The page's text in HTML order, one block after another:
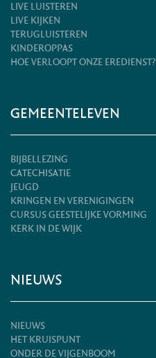
LIVE LUISTEREN
LIVE KIJKEN
TERUGLUISTEREN
KINDEROPPAS
HOE VERLOOPT ONZE EREDIENST?
GEMEENTELEVEN
BIJBELLEZING
CATECHISATIE
JEUGD
KRINGEN EN VERENIGINGEN
CURSUS GEESTELIJKE VORMING
KERK IN DE WIJK
NIEUWS
NIEUWS
HET KRUISPUNT
ONDER DE VIJGENBOOM